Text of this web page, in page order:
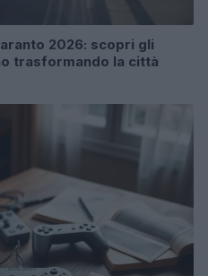
2026: scopri gli
trasformando la città